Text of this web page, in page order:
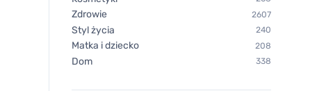
Zdrowie 2607
Styl życia 240
Matka i dziecko 208
Dom 338